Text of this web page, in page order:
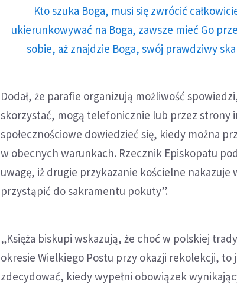
Kto szuka Boga, musi się zwrócić
ukierunkowywać na Boga, zawsze mieć Go
sobie, aż znajdzie Boga, swój prawdziwy
Dodał, że parafie organizują możliwość
skorzystać, mogą telefonicznie lub przez strony
społecznościowe dowiedzieć się, kiedy można
w obecnych warunkach. Rzecznik Episkopatu
uwagę, iż drugie przykazanie kościelne
przystąpić do sakramentu pokuty”.
„Księża biskupi wskazują, że choć w polskiej
okresie Wielkiego Postu przy okazji rekolekcji, to
zdecydować, kiedy wypełni obowiązek